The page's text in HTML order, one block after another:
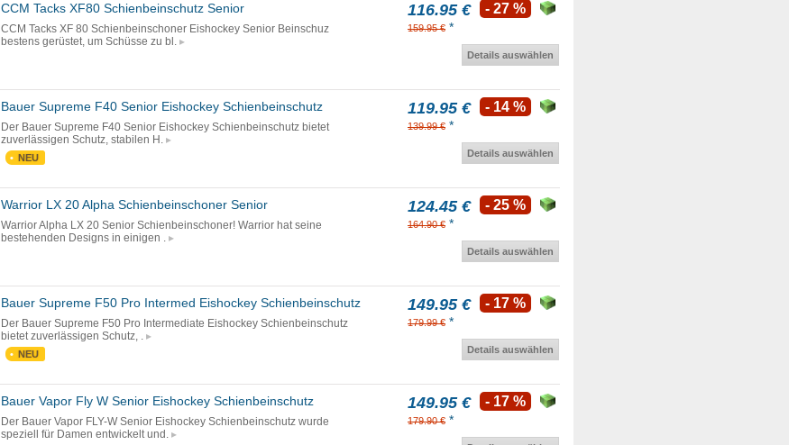
CCM Tacks XF80 Schienbeinschutz Senior
CCM Tacks XF 80 Schienbeinschoner Eishockey Senior Beinschuz
bestens gerüstet, um Schüsse zu bl.
116.95 €
159.95 € *
- 27 %
Details auswählen
Bauer Supreme F40 Senior Eishockey Schienbeinschutz
Der Bauer Supreme F40 Senior Eishockey Schienbeinschutz bietet
zuverlässigen Schutz, stabilen H.
NEU
119.95 €
139.99 € *
- 14 %
Details auswählen
Warrior LX 20 Alpha Schienbeinschoner Senior
Warrior Alpha LX 20 Senior Schienbeinschoner! Warrior hat seine
bestehenden Designs in einigen .
124.45 €
164.90 € *
- 25 %
Details auswählen
Bauer Supreme F50 Pro Intermed Eishockey Schienbeinschutz
Der Bauer Supreme F50 Pro Intermediate Eishockey Schienbeinschutz
bietet zuverlässigen Schutz, .
NEU
149.95 €
179.99 € *
- 17 %
Details auswählen
Bauer Vapor Fly W Senior Eishockey Schienbeinschutz
Der Bauer Vapor FLY-W Senior Eishockey Schienbeinschutz wurde
speziell für Damen entwickelt und.
149.95 €
179.90 € *
- 17 %